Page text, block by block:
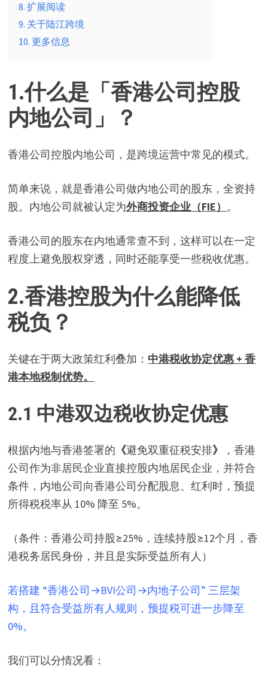
8. 扩展阅读
9. 关于陆江跨境
10. 更多信息
1.什么是「香港公司控股
内地公司」？
香港公司控股内地公司，是跨境运营中常见的模式。
简单来说，就是香港公司做内地公司的股东，全资持
股。内地公司就被认定为外商投资企业（FIE） 。
香港公司的股东在内地通常查不到，这样可以在一定
程度上避免股权穿透，同时还能享受一些税收优惠。
2.香港控股为什么能降低
税负？
关键在于两大政策红利叠加： 中港税收协定优惠 + 香
港本地税制优势。
2.1 中港双边税收协定优惠
根据内地与香港签署的 《避免双重征税安排》
，香港
公司作为非居民企业直接控股内地居民企业，并符合
条件，内地公司向香港公司分配股息、红利时，预提
所得税税率从 10% 降至 5%。
（条件：香港公司持股≥25%，连续持股≥12个月，香
港税务居民身份，并且是实际受益所有人）
若搭建 “香港公司→BVI公司→内地子公司” 三层架
构，且符合受益所有人规则，预提税可进一步降至
0%。
我们可以分情况看：